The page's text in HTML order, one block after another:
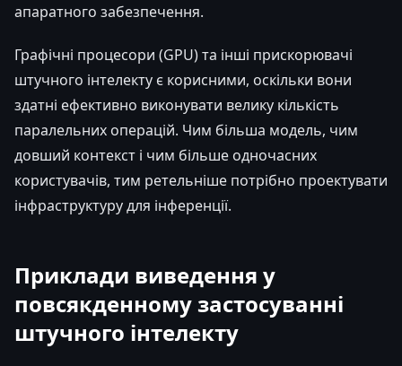
апаратного забезпечення.
Графічні процесори (GPU) та інші прискорювачі
штучного інтелекту є корисними, оскільки вони
здатні ефективно виконувати велику кількість
паралельних операцій. Чим більша модель, чим
довший контекст і чим більше одночасних
користувачів, тим ретельніше потрібно проектувати
інфраструктуру для інференції.
Приклади виведення у
повсякденному застосуванні
штучного інтелекту